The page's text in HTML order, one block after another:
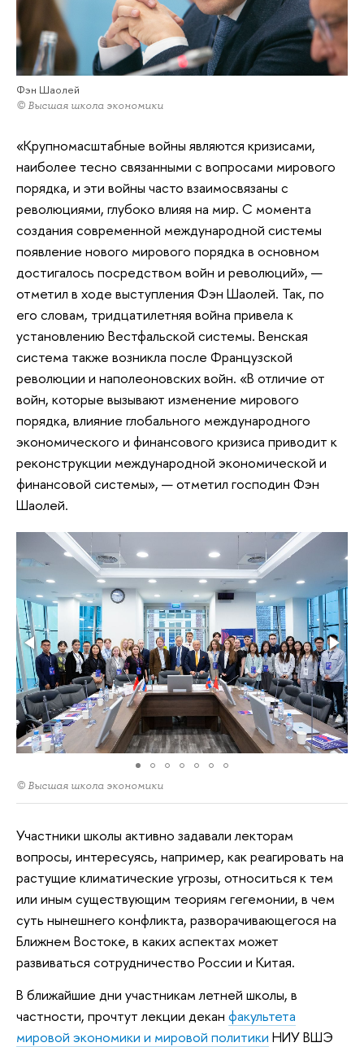
Фэн Шаолей
© Высшая школа экономики
«Крупномасштабные войны являются кризисами,
наиболее тесно связанными с вопросами мирового
порядка, и эти войны часто взаимосвязаны с
революциями, глубоко влияя на мир. С момента
создания современной международной системы
появление нового мирового порядка в основном
достигалось посредством войн и революций», —
отметил в ходе выступления Фэн Шаолей. Так, по
его словам, тридцатилетняя война привела к
установлению Вестфальской системы. Венская
система также возникла после Французской
революции и наполеоновских войн. «В отличие от
войн, которые вызывают изменение мирового
порядка, влияние глобального международного
экономического и финансового кризиса приводит к
реконструкции международной экономической и
финансовой системы», — отметил господин Фэн
Шаолей.
© Высшая школа экономики
Участники школы активно задавали лекторам
вопросы, интересуясь, например, как реагировать на
растущие климатические угрозы, относиться к тем
или иным существующим теориям гегемонии, в чем
суть нынешнего конфликта, разворачивающегося на
Ближнем Востоке, в каких аспектах может
развиваться сотрудничество России и Китая.
В ближайшие дни участникам летней школы, в
частности, прочтут лекции декан факультета
мировой экономики и мировой политики НИУ ВШЭ